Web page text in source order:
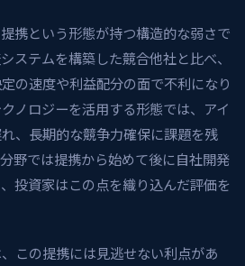
携という形態が持つ構造的な弱さで
ステムを構築した競合他社と比べ、
の速度や利益配分の面で不利になり
ノロジーを活用する形態では、アイ
、長期的な競争力確保に課題を残
野では提携から始めて後に自社開発
投資家はこの点を織り込んだ評価を
この提携には見逃せない利点があ